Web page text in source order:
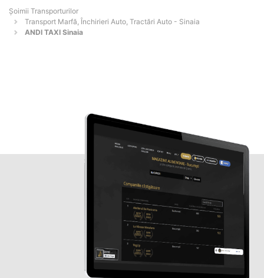
Șoimii Transporturilor
Transport Marfă, Închirieri Auto, Tractări Auto - Sinaia
ANDI TAXI Sinaia